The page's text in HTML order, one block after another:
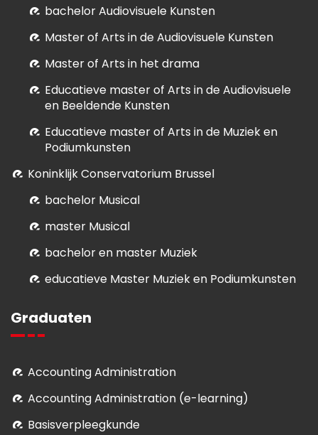
bachelor Audiovisuele Kunsten
Master of Arts in de Audiovisuele Kunsten
Master of Arts in het drama
Educatieve master of Arts in de Audiovisuele
en Beeldende Kunsten
Educatieve master of Arts in de Muziek en
Podiumkunsten
Koninklijk Conservatorium Brussel
bachelor Musical
master Musical
bachelor en master Muziek
educatieve Master Muziek en Podiumkunsten
Graduaten
Accounting Administration
Accounting Administration (e-learning)
Basisverpleegkunde